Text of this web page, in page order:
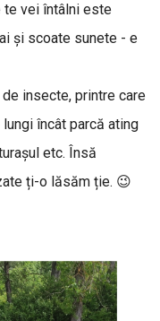
te vei întâlni este
și scoate sunete - e
insecte, printre care
încât parcă ating
etc. Însă
ți-o lăsăm ție. 😉